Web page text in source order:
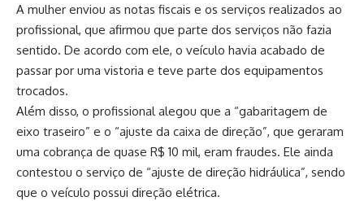
A mulher enviou as notas fiscais e os serviços realizados ao
profissional, que afirmou que parte dos serviços não fazia
sentido. De acordo com ele, o veículo havia acabado de
passar por uma vistoria e teve parte dos equipamentos
trocados.
Além disso, o profissional alegou que a “gabaritagem de
eixo traseiro” e o “ajuste da caixa de direção”, que geraram
uma cobrança de quase R$ 10 mil, eram fraudes. Ele ainda
contestou o serviço de “ajuste de direção hidráulica”, sendo
que o veículo possui direção elétrica.